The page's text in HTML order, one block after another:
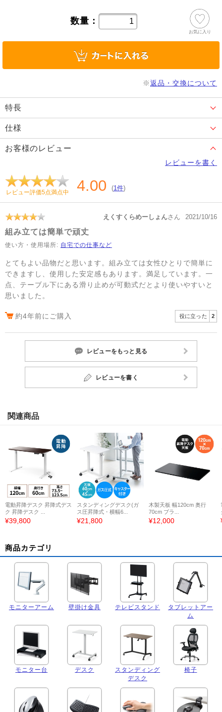
数量：
お気に入り
※返品・交換について
特長
仕様
お客様のレビュー
レビューを書く
レビュー評価5点満点中 4.00 (1件)
えくすくらめーしょんさん 2021/10/16
組み立ては簡単で頑丈
使い方・使用場所: 自宅での仕事など
とてもよい品物だと思います。組み立ては女性ひとりで簡単に
できますし、使用した安定感もあります。満足しています。一
点、テーブル下にある滑り止めが可動式だとより使いやすいと
思いました。
約4年前にご購入 役に立った 2
レビューをもっと見る
レビューを書く
関連商品
電動昇降デスク 昇降式デス
ク 昇降デスク ...
¥39,800
スタンディングデスク(ガ
ス圧昇降式・横幅6...
¥21,800
木製天板 幅120cm 奥行
70cm ブラ...
¥12,000
商品カテゴリ
モニターアーム 壁掛け金具 テレビスタンド
タブレットアー
ム
モニター台 デスク
スタンディング
デスク
椅子